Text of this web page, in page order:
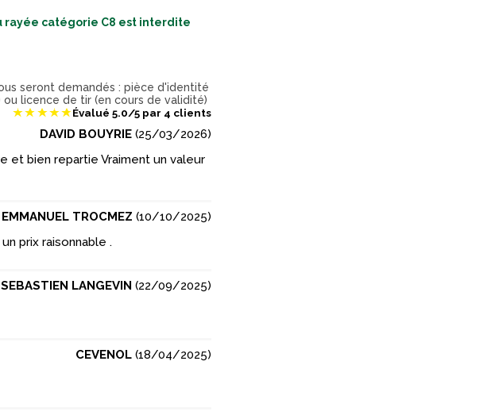
rayée catégorie C8 est interdite
seront demandés : pièce d'identité
licence de tir (en cours de validité)
Évalué5.0/5 par 4 clients
DAVID BOUYRIE (25/03/2026)
bien repartie Vraiment un valeur
EMMANUEL TROCMEZ (10/10/2025)
prix raisonnable .
SEBASTIEN LANGEVIN (22/09/2025)
CEVENOL (18/04/2025)